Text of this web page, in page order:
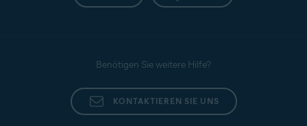
Benötigen Sie weitere Hilfe?
KONTAKTIEREN SIE UNS